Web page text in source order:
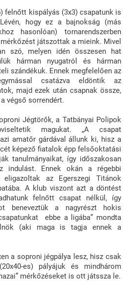
felnőtt kispályás (3x3) csapatunk is
hogy ez a bajnokság (más
hasonlóan) tornarendszerben
játszottak a mieink. Mivel
szó, melyen idén összesen hat
hárman nyugatról és hárman
szándékuk. Ennek megfelelően az
csatázva eldöntik az
majd ezek után csapnak össze,
végső sorrendért.
Jégtörők, a Tatbányai Polipok
magukat. „A csapat
amatőr gárdával állunk ki, hisz a
képező fiatalok épp felsőoktatási
tanulmányaikat, így időszakosan
indulást. Ennek okán a régebbi
eligazoltak az Egerszegi Titánok
A klub viszont azt a döntést
felnőtt csapat nélkül, így
beneveztük a nagyrészt hokis
ebbe a ligába” mondta
(aki maga is tagja ennek a
a soproni jégpálya lesz, hisz csak
es) pályájuk és mindhárom
mérkőzéseket is ott játssza le.